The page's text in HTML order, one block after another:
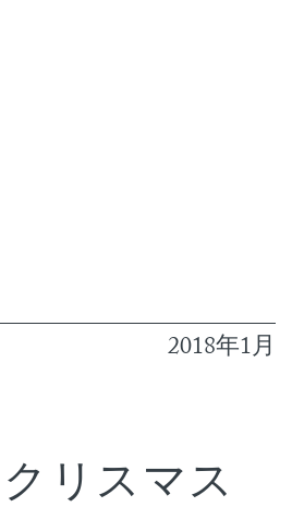
リスマス
2018年1月